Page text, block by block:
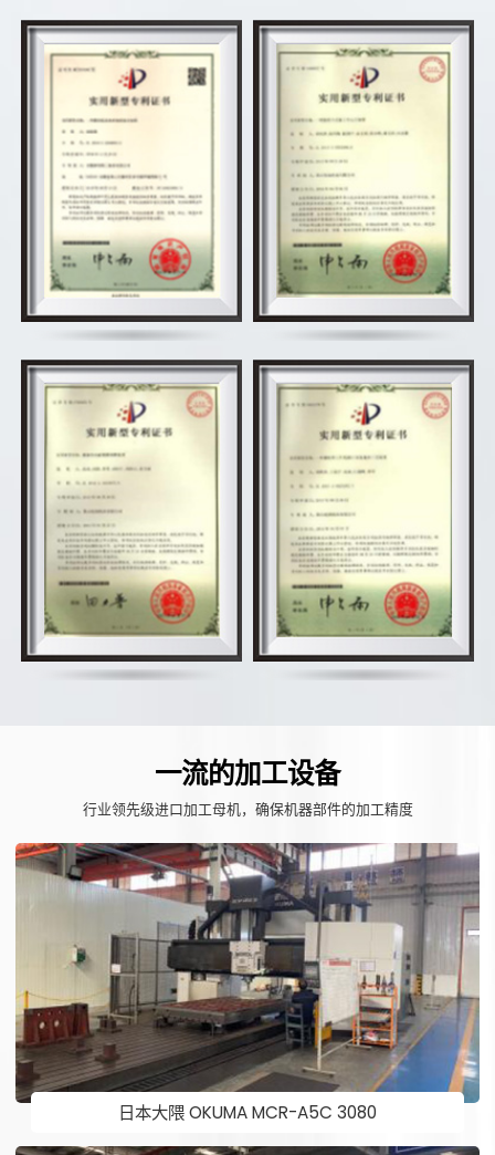
一流的加工设备
行业领先级进口加工母机，确保机器部件的加工精度
日本大隈 OKUMA MCR-A5C 3080